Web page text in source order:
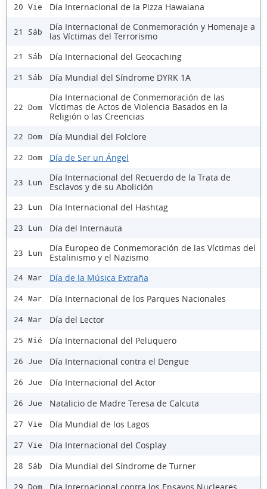
20 Vie Día Internacional de la Pizza Hawaiana
21 Sáb
Día Internacional de Conmemoración y Homenaje a
las Víctimas del Terrorismo
21 Sáb Día Internacional del Geocaching
21 Sáb Día Mundial del Síndrome DYRK 1A
22 Dom
Día Internacional de Conmemoración de las
Víctimas de Actos de Violencia Basados en la
Religión o las Creencias
22 Dom Día Mundial del Folclore
22 Dom Día de Ser un Ángel
23 Lun
Día Internacional del Recuerdo de la Trata de
Esclavos y de su Abolición
23 Lun Día Internacional del Hashtag
23 Lun Día del Internauta
23 Lun
Día Europeo de Conmemoración de las Víctimas del
Estalinismo y el Nazismo
24 Mar Día de la Música Extraña
24 Mar Día Internacional de los Parques Nacionales
24 Mar Día del Lector
25 Mié Día Internacional del Peluquero
26 Jue Día Internacional contra el Dengue
26 Jue Día Internacional del Actor
26 Jue Natalicio de Madre Teresa de Calcuta
27 Vie Día Mundial de los Lagos
27 Vie Día Internacional del Cosplay
28 Sáb Día Mundial del Síndrome de Turner
29 Dom